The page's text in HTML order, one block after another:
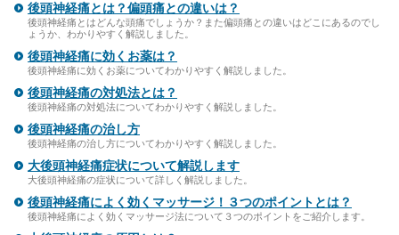
後頭神経痛とは？偏頭痛との違いは？
後頭神経痛とはどんな頭痛でしょうか？また偏頭痛との違いはどこにあるのでし
ょうか、わかりやすく解説しました。
後頭神経痛に効くお薬は？
後頭神経痛に効くお薬についてわかりやすく解説しました。
後頭神経痛の対処法とは？
後頭神経痛の対処法についてわかりやすく解説しました。
後頭神経痛の治し方
後頭神経痛の治し方についてわかりやすく解説しました。
大後頭神経痛症状について解説します
大後頭神経痛の症状について詳しく解説しました。
後頭神経痛によく効くマッサージ！３つのポイントとは？
後頭神経痛によく効くマッサージ法について３つのポイントをご紹介します。